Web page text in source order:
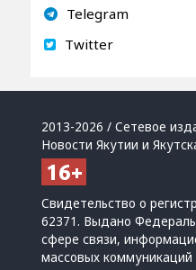
Telegram
Twitter
2013-2026 / Сетевое
Новости Якутии и
Свидетельство о
62371. Выдано
сфере связи,
массовых